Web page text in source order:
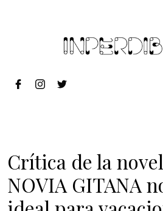
Crítica de la
NOVIA GITANA